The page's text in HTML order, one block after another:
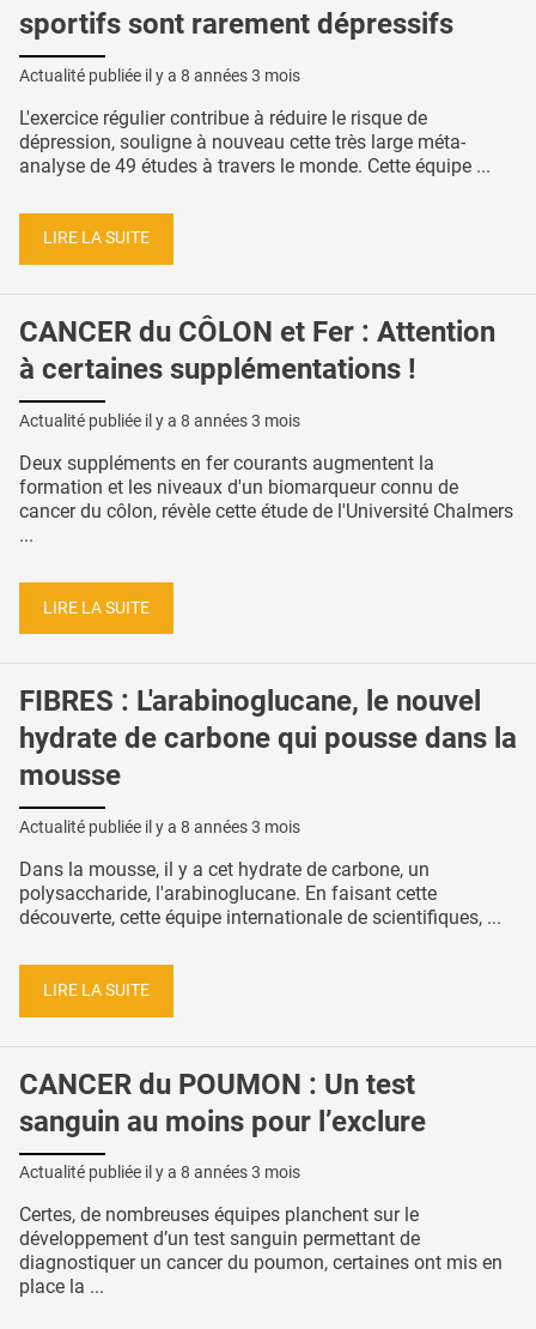
sportifs sont rarement dépressifs
Actualité publiée il y a 8 années 3 mois
L'exercice régulier contribue à réduire le risque de
dépression, souligne à nouveau cette très large méta-
analyse de 49 études à travers le monde. Cette équipe ...
LIRE LA SUITE
CANCER du CÔLON et Fer : Attention
à certaines supplémentations !
Actualité publiée il y a 8 années 3 mois
Deux suppléments en fer courants augmentent la
formation et les niveaux d'un biomarqueur connu de
cancer du côlon, révèle cette étude de l'Université Chalmers
...
LIRE LA SUITE
FIBRES : L'arabinoglucane, le nouvel
hydrate de carbone qui pousse dans la
mousse
Actualité publiée il y a 8 années 3 mois
Dans la mousse, il y a cet hydrate de carbone, un
polysaccharide, l'arabinoglucane. En faisant cette
découverte, cette équipe internationale de scientifiques, ...
LIRE LA SUITE
CANCER du POUMON : Un test
sanguin au moins pour l’exclure
Actualité publiée il y a 8 années 3 mois
Certes, de nombreuses équipes planchent sur le
développement d’un test sanguin permettant de
diagnostiquer un cancer du poumon, certaines ont mis en
place la ...